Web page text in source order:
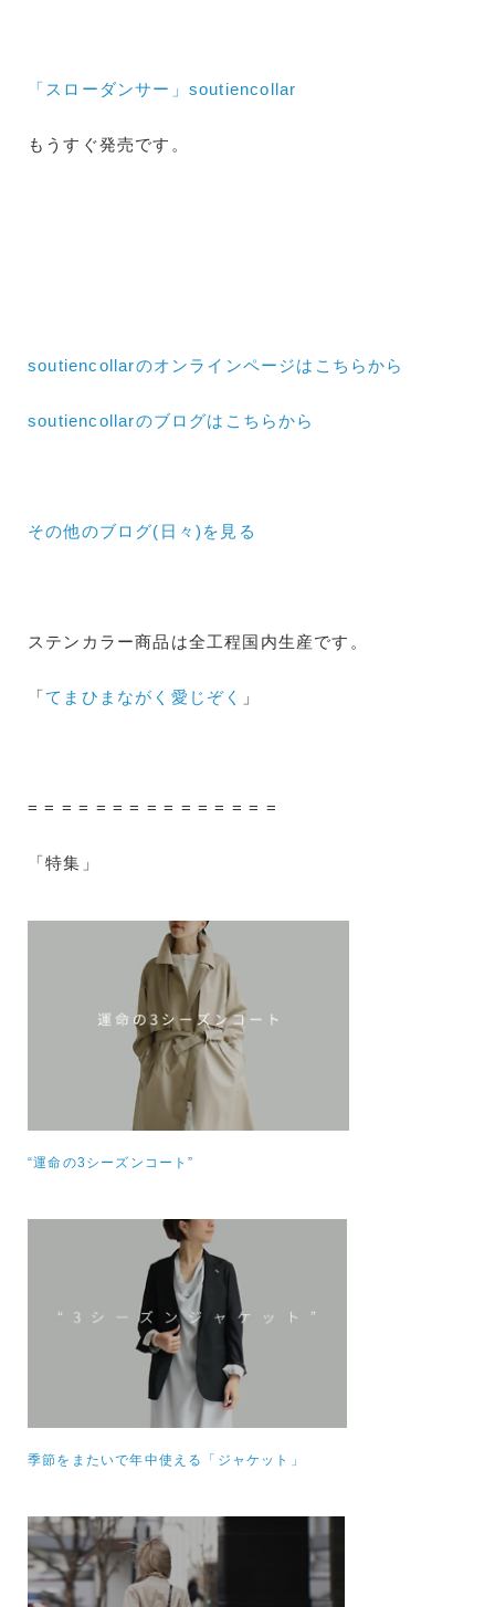
「スローダンサー」soutiencollar
もうすぐ発売です。
soutiencollarのオンラインページはこちらから
soutiencollarのブログはこちらから
その他のブログ(日々) を見る
ステンカラー商品は全工程国内生産です。
「てまひまながく愛じぞく 」
= = = = = = = = = = = = = = =
「特集」
“運命の3シーズンコート”
季節をまたいで年中使える「ジャケット」